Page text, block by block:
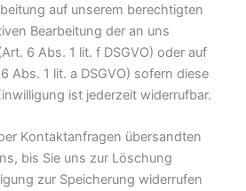
auf unserem berechtigten
Bearbeitung der an uns
6 Abs. 1 lit. f DSGVO) oder auf
Abs. 1 lit. a DSGVO) sofern diese
ist jederzeit widerrufbar.
Kontaktanfragen übersandten
bis Sie uns zur Löschung
zur Speicherung widerrufen